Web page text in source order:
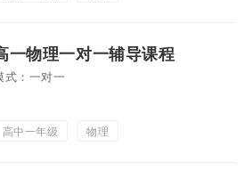
一物理一对一辅导课程
式：一对一
高中一年级 物理